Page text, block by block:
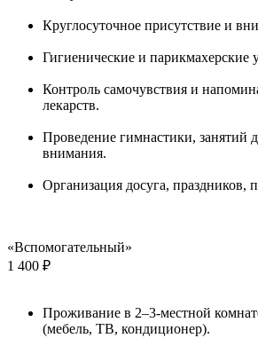
Круглосуточное присутствие и
Гигиенические и парикмахерские
Контроль самочувствия и
лекарств.
Проведение гимнастики, занятий
внимания.
Организация досуга, праздников,
«Вспомогательный»
1 400 ₽
Проживание в 2–3-местной
(мебель, ТВ, кондиционер).